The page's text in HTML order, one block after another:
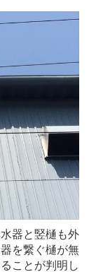
器と竪樋も外
を繋ぐ樋が無
ことが判明し